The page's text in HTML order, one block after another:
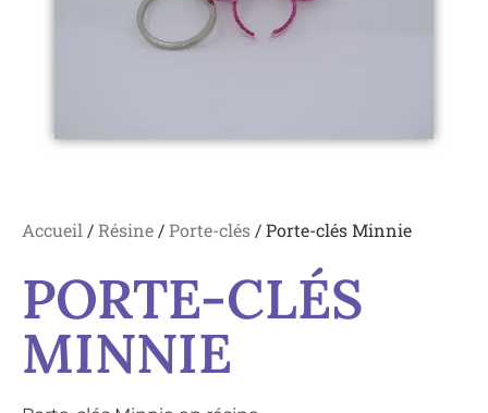
Accueil /Résine /Porte-clés / Porte-clés Minnie
PORTE-CLÉS
MINNIE